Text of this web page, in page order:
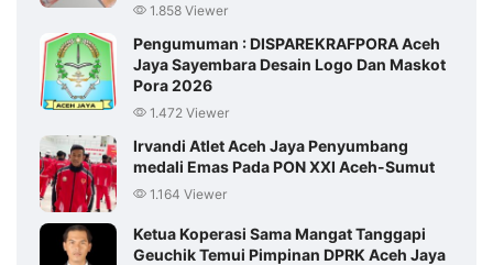
1.858 Viewer
Pengumuman : DISPAREKRAFPORA Aceh
Jaya Sayembara Desain Logo Dan Maskot
Pora 2026
1.472 Viewer
Irvandi Atlet Aceh Jaya Penyumbang
medali Emas Pada PON XXI Aceh-Sumut
1.164 Viewer
Ketua Koperasi Sama Mangat Tanggapi
Geuchik Temui Pimpinan DPRK Aceh Jaya